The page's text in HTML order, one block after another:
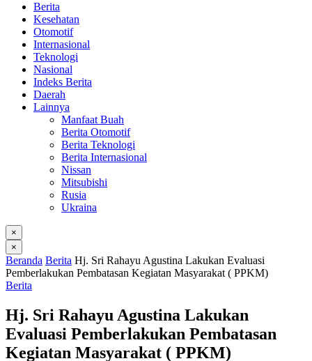
Berita
Kesehatan
Otomotif
Internasional
Teknologi
Nasional
Indeks Berita
Daerah
Lainnya
Manfaat Buah
Berita Otomotif
Berita Teknologi
Berita Internasional
Nissan
Mitsubishi
Rusia
Ukraina
×
×
Beranda Berita Hj. Sri Rahayu Agustina Lakukan Evaluasi
Pemberlakukan Pembatasan Kegiatan Masyarakat ( PPKM)
Berita
Hj. Sri Rahayu Agustina Lakukan
Evaluasi Pemberlakukan Pembatasan
Kegiatan Masyarakat ( PPKM)